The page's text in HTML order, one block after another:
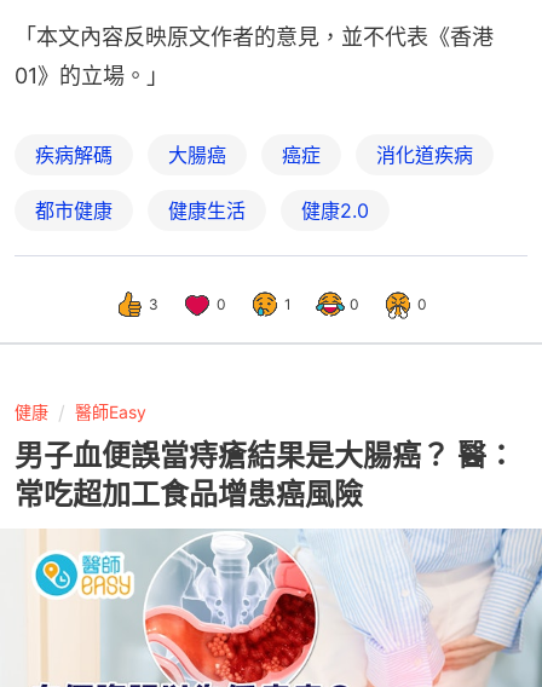
「本文內容反映原文作者的意見，並不代表《香港
01》的立場。」
疾病解碼 大腸癌 癌症 消化道疾病
都市健康 健康生活 健康2.0
3 0 1 0 0
健康 醫師Easy
男子血便誤當痔瘡結果是大腸癌？ 醫：
常吃超加工食品增患癌風險